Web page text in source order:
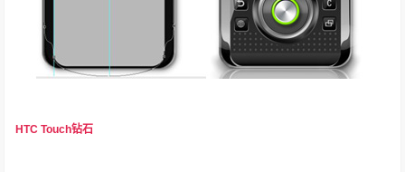
HTC Touch钻石